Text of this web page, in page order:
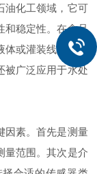
化工领域，它可
和稳定性。在食品
或灌装线上的液
被广泛应用于水处
素。首先是测量
量范围。其次是介